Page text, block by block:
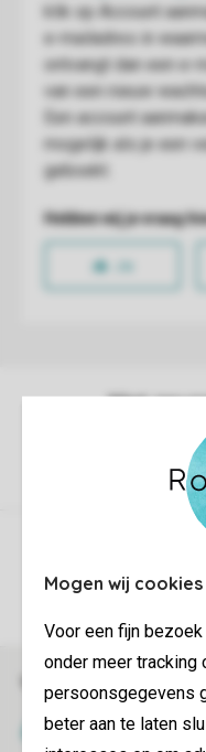
Mogen wij
Voor een fijn
onder meer tracking
persoonsgegevens
beter aan te laten
Controle over
Veilig en snel online
SSL certificaat